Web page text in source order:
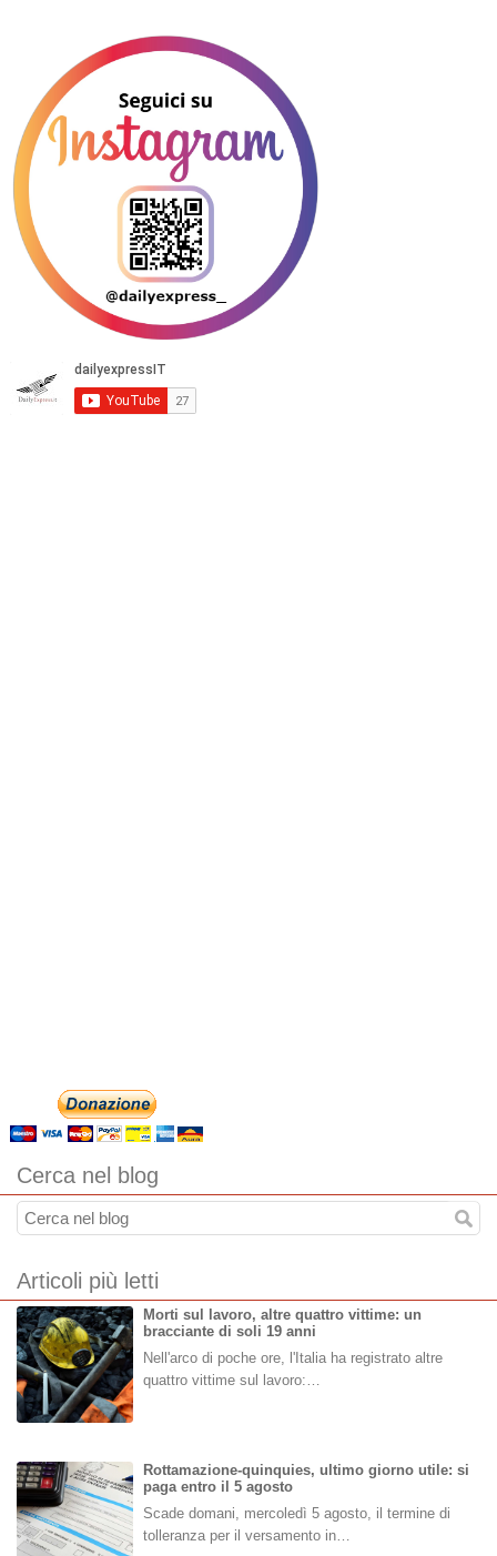
Cerca nel blog
Articoli più letti
Morti sul lavoro, altre quattro vittime: un
bracciante di soli 19 anni
Nell'arco di poche ore, l'Italia ha registrato altre
quattro vittime sul lavoro:…
Rottamazione-quinquies, ultimo giorno utile: si
paga entro il 5 agosto
Scade domani, mercoledì 5 agosto, il termine di
tolleranza per il versamento in…